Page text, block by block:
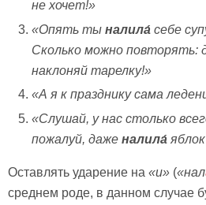
не хочет!»
«Опять тыналила́ себе
Сколько можно повторять:
наклоняй тарелку!»
«А я к празднику сама
«Слушай, у нас столько
пожалуй, даженалила́
Оставлять ударение на «и» («нал
среднем роде, в данном случае